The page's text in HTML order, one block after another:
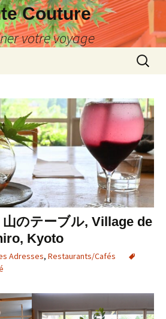
Couture
votre voyage
のテーブル, Village de
Kyoto
Adresses, Restaurants/Cafés